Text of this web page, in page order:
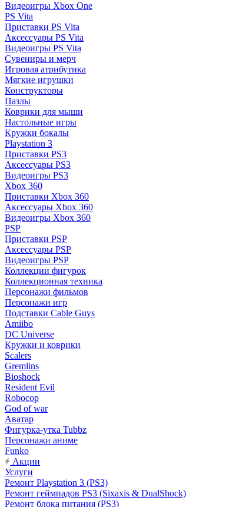
Видеоигры Xbox One
PS Vita
Приставки PS Vita
Аксессуары PS Vita
Видеоигры PS Vita
Сувениры и мерч
Игровая атрибутика
Мягкие игрушки
Конструкторы
Пазлы
Коврики для мыши
Настольные игры
Кружки бокалы
Playstation 3
Приставки PS3
Аксессуары PS3
Видеоигры PS3
Xbox 360
Приставки Xbox 360
Аксессуары Xbox 360
Видеоигры Xbox 360
PSP
Приставки PSP
Аксессуары PSP
Видеоигры PSP
Коллекции фигурок
Коллекционная техника
Персонажи фильмов
Персонажи игр
Подставки Cable Guys
Amiibo
DC Universe
Кружки и коврики
Scalers
Gremlins
Bioshock
Resident Evil
Robocop
God of war
Аватар
Фигурка-утка Tubbz
Персонажи аниме
Funko
Акции
Услуги
Ремонт Playstation 3 (PS3)
Ремонт геймпадов PS3 (Sixaxis & DualShock)
Ремонт блока питания (PS3)